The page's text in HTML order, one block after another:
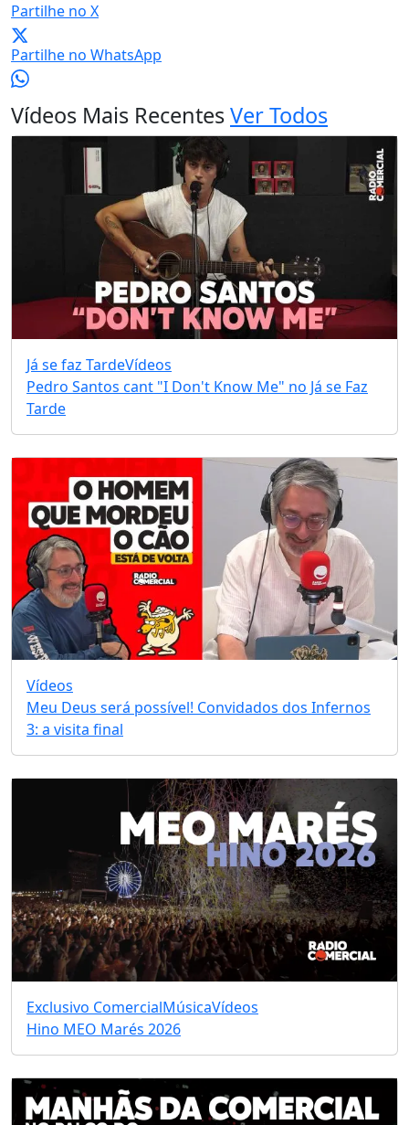
Partilhe no X
Partilhe no WhatsApp
Vídeos Mais RecentesVer Todos
Já se faz TardeVídeos
Pedro Santos cant "I Don't Know Me" no Já se Faz
Tarde
Vídeos
Meu Deus será possível! Convidados dos Infernos
3: a visita final
Exclusivo ComercialMúsicaVídeos
Hino MEO Marés 2026